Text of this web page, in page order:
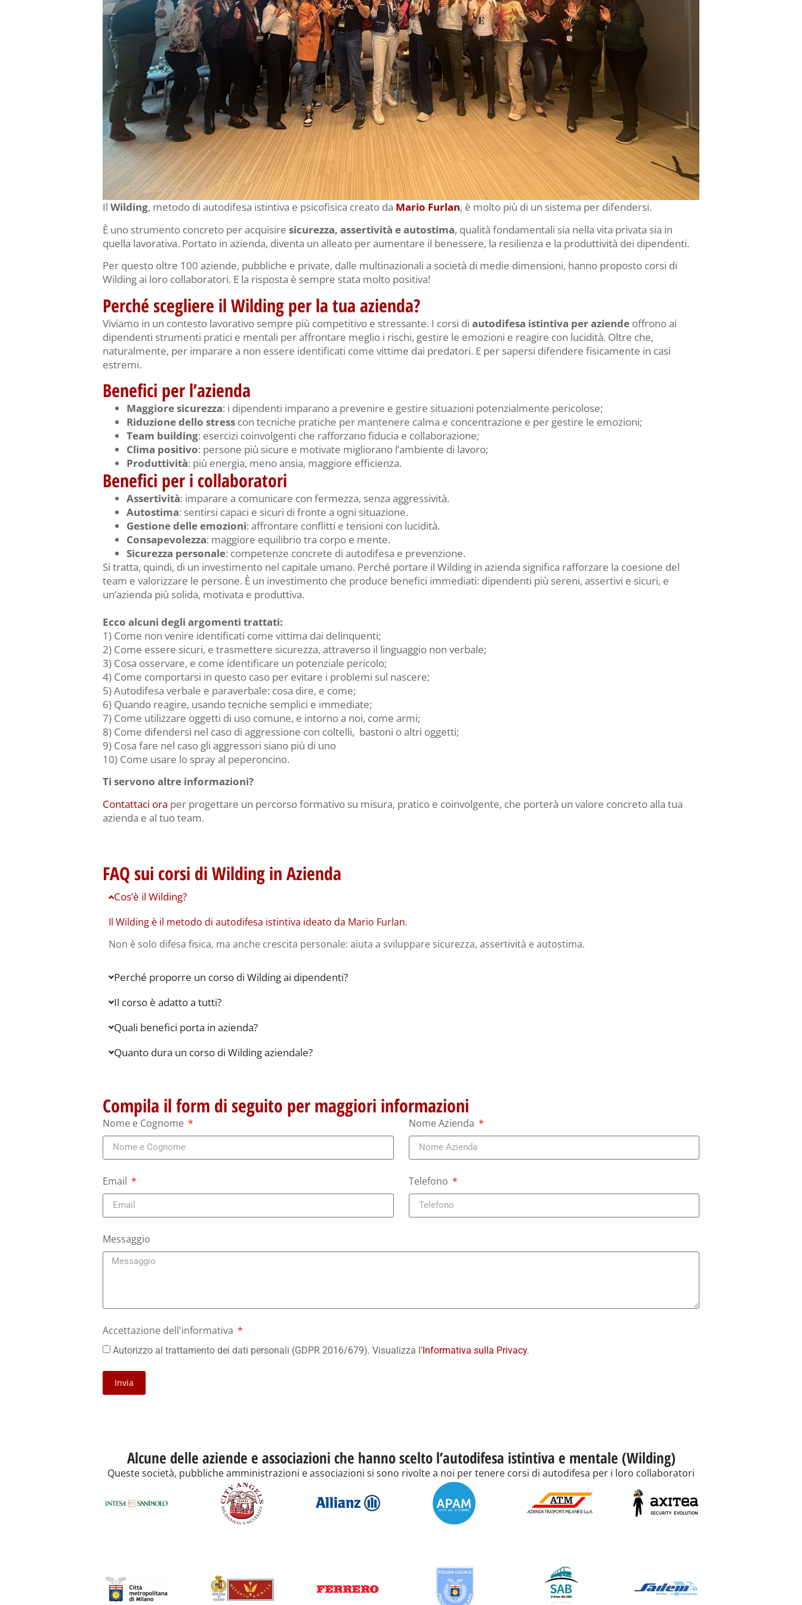
Il Wilding, metodo di autodifesa istintiva e psicofisica creato da Mario Furlan, è molto più di un sistema per difendersi.
È uno strumento concreto per acquisire sicurezza, assertività e autostima, qualità fondamentali sia nella vita privata sia in
quella lavorativa. Portato in azienda, diventa un alleato per aumentare il benessere, la resilienza e la produttività dei dipendenti.
Per questo oltre 100 aziende, pubbliche e private, dalle multinazionali a società di medie dimensioni, hanno proposto corsi di
Wilding ai loro collaboratori. E la risposta è sempre stata molto positiva!
Perché scegliere il Wilding per la tua azienda?
Viviamo in un contesto lavorativo sempre più competitivo e stressante. I corsi di autodifesa istintiva per aziende offrono ai
dipendenti strumenti pratici e mentali per affrontare meglio i rischi, gestire le emozioni e reagire con lucidità. Oltre che,
naturalmente, per imparare a non essere identificati come vittime dai predatori. E per sapersi difendere fisicamente in casi
estremi.
Benefici per l’azienda
Maggiore sicurezza: i dipendenti imparano a prevenire e gestire situazioni potenzialmente pericolose;
Riduzione dello stress con tecniche pratiche per mantenere calma e concentrazione e per gestire le emozioni;
Team building: esercizi coinvolgenti che rafforzano fiducia e collaborazione;
Clima positivo: persone più sicure e motivate migliorano l’ambiente di lavoro;
Produttività: più energia, meno ansia, maggiore efficienza.
Benefici per i collaboratori
Assertività: imparare a comunicare con fermezza, senza aggressività.
Autostima: sentirsi capaci e sicuri di fronte a ogni situazione.
Gestione delle emozioni: affrontare conflitti e tensioni con lucidità.
Consapevolezza: maggiore equilibrio tra corpo e mente.
Sicurezza personale: competenze concrete di autodifesa e prevenzione.
Si tratta, quindi, di un investimento nel capitale umano. Perché portare il Wilding in azienda significa rafforzare la coesione del
team e valorizzare le persone. È un investimento che produce benefici immediati: dipendenti più sereni, assertivi e sicuri, e
un’azienda più solida, motivata e produttiva.
Ecco alcuni degli argomenti trattati:
1) Come non venire identificati come vittima dai delinquenti;
2) Come essere sicuri, e trasmettere sicurezza, attraverso il linguaggio non verbale;
3) Cosa osservare, e come identificare un potenziale pericolo;
4) Come comportarsi in questo caso per evitare i problemi sul nascere;
5) Autodifesa verbale e paraverbale: cosa dire, e come;
6) Quando reagire, usando tecniche semplici e immediate;
7) Come utilizzare oggetti di uso comune, e intorno a noi, come armi;
8) Come difendersi nel caso di aggressione con coltelli, bastoni o altri oggetti;
9) Cosa fare nel caso gli aggressori siano più di uno
10) Come usare lo spray al peperoncino.
Ti servono altre informazioni?
Contattaci ora per progettare un percorso formativo su misura, pratico e coinvolgente, che porterà un valore concreto alla tua
azienda e al tuo team.
FAQ sui corsi di Wilding in Azienda
Cos’è il Wilding?
Il Wilding è il metodo di autodifesa istintiva ideato da Mario Furlan.
Non è solo difesa fisica, ma anche crescita personale: aiuta a sviluppare sicurezza, assertività e autostima.
Perché proporre un corso di Wilding ai dipendenti?
Il corso è adatto a tutti?
Quali benefici porta in azienda?
Quanto dura un corso di Wilding aziendale?
Compila il form di seguito per maggiori informazioni
Nome e Cognome Nome Azienda
Email Telefono
Messaggio
Accettazione dell'informativa
Autorizzo al trattamento dei dati personali (GDPR 2016/679). Visualizza l’Informativa sulla Privacy.
Invia
Alcune delle aziende e associazioni che hanno scelto l’autodifesa istintiva e mentale (Wilding)
Queste società, pubbliche amministrazioni e associazioni si sono rivolte a noi per tenere corsi di autodifesa per i loro collaboratori